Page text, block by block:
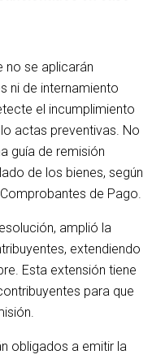
no se aplicarán
ni de internamiento
el incumplimiento
actas preventivas. No
guía de remisión
de los bienes, según
de Pago.
amplió la
extendiendo
Esta extensión tiene
para que
obligados a emitir la